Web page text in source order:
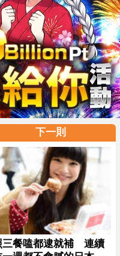
下一則